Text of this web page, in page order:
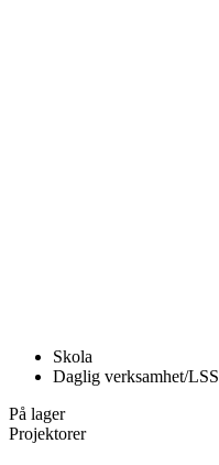
Skola
Daglig verksamhet/LSS
På lager
Projektorer